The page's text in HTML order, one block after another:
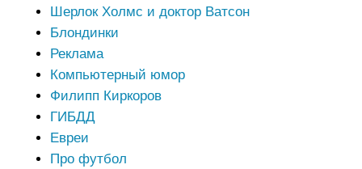
Шерлок Холмс и доктор Ватсон
Блондинки
Реклама
Компьютерный юмор
Филипп Киркоров
ГИБДД
Евреи
Про футбол